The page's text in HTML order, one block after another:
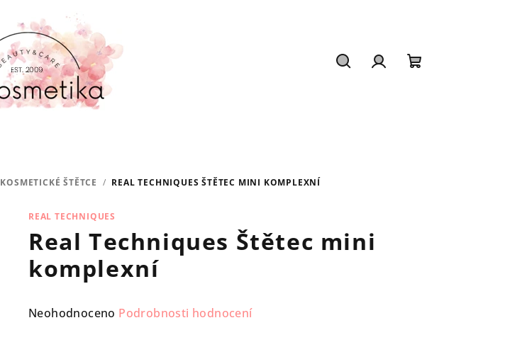
KOSMETICKÉ ŠTĚTCE / REAL TECHNIQUES ŠTĚTEC MINI KOMPLEXNÍ
REAL TECHNIQUES
Real Techniques Štětec mini
komplexní
Průměrné
Neohodnoceno Podrobnosti hodnocení